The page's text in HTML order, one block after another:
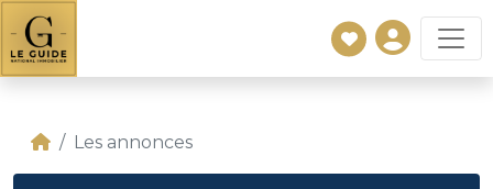
Les annonces